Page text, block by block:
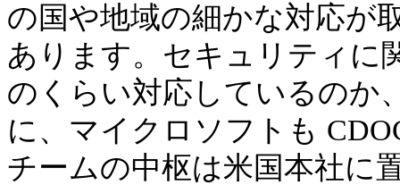
の国や地域の細かな対応が
あります。セキュリティに
のくらい対応しているのか
に、マイクロソフトも
チームの中枢は米国本社に